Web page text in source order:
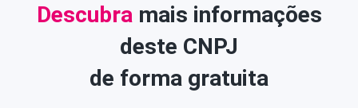
Descubra mais informações
deste CNPJ
de forma gratuita